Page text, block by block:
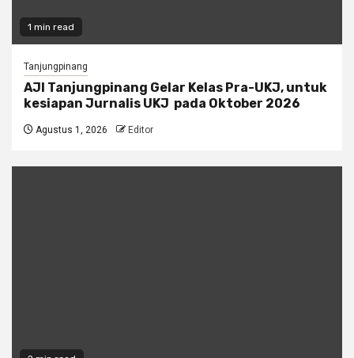
1 min read
Tanjungpinang
AJI Tanjungpinang Gelar Kelas Pra-UKJ, untuk
kesiapan Jurnalis UKJ pada Oktober 2026
Agustus 1, 2026 Editor